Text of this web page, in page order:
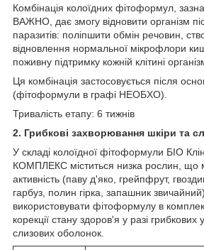
Комбінація колоїдних фітоформул,
ВАЖНО, дає змогу відновити організм
паразитів: поліпшити обмін речовин,
відновлення нормальної мікрофлори
поживну підтримку кожній клітині
Ця комбінація застосовується після
(фітоформули в графі НЕОБХО).
Тривалість етапу: 6 тижнів
2. Грибкові захворювання шкіри та
У складі колоїдної фітоформули БІО
КОМПЛЕКС міститься низка рослин, що
активність (паву д'яко, грейпфрут,
гарбуз, полин гірка, запашник
використовувати фітоформулу в
корекції стану здоров'я у разі грибкових
слизових оболонок.